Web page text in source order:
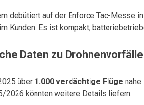
debütiert auf der Enforce Tac-Messe
Kunden. Es ist kompakt,
Daten zu
über 1.000 verdächtige Flüge nahe
2026 könnten weitere Details liefern.